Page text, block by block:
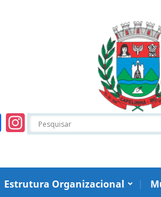
Facebook
Instagram
Estrutura Organizacional